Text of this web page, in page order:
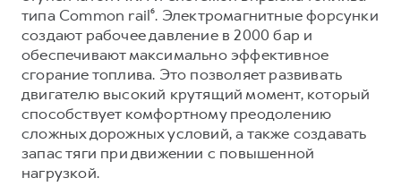
типа Common rail⁶. Электромагнитные форсунки
создают рабочее давление в 2000 бар и
обеспечивают максимально эффективное
сгорание топлива. Это позволяет развивать
двигателю высокий крутящий момент, который
способствует комфортному преодолению
сложных дорожных условий, а также создавать
запас тяги при движении с повышенной
нагрузкой.